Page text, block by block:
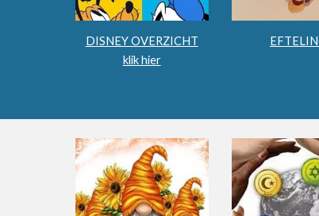
DISNEY OVERZICHT
klik hier